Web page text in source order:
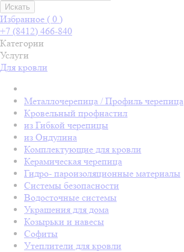
Искать
Избранное ( 0 )
+7 (8412) 466-840
Категории
Услуги
Для кровли
Металлочерепица / Профиль черепица
Кровельный профнастил
из Гибкой черепицы
из Ондулина
Комплектующие для кровли
Керамическая черепица
Гидро- пароизоляционные материалы
Системы безопасности
Водосточные системы
Украшения для дома
Козырьки и навесы
Софиты
Утеплители для кровли